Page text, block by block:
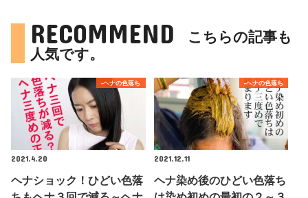
RECOMMEND
こちらの記事も
人気です。
-ヘナの色落ち
2021.4.20
ヘナショック！ひどい色落
-ヘナの色落ち
2021.12.11
ヘナ染め後のひどい色落ち